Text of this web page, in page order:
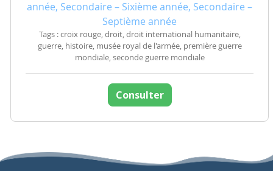
année, Secondaire – Sixième année, Secondaire –
Septième année
Tags : croix rouge, droit, droit international humanitaire,
guerre, histoire, musée royal de l'armée, première guerre
mondiale, seconde guerre mondiale
Consulter